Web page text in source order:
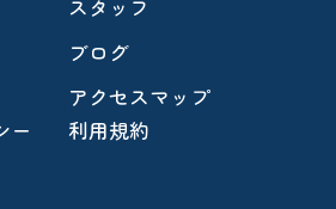
スタッフ
ブログ
アクセスマップ
ー
利用規約